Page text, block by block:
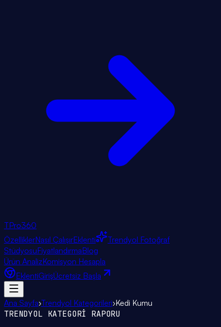
TPro360
ÖzelliklerNasıl ÇalışırEklenti
Trendyol Fotoğraf
StüdyosuFiyatlandırmaBlog
Ürün AnalizKomisyon Hesapla
EklentiGirişÜcretsiz Başla
Ana Sayfa›Trendyol Kategorileri›Kedi Kumu
TRENDYOL KATEGORİ RAPORU